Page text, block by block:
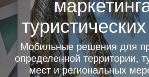
Мобильные решения для
определенной территории,
мест и региональных